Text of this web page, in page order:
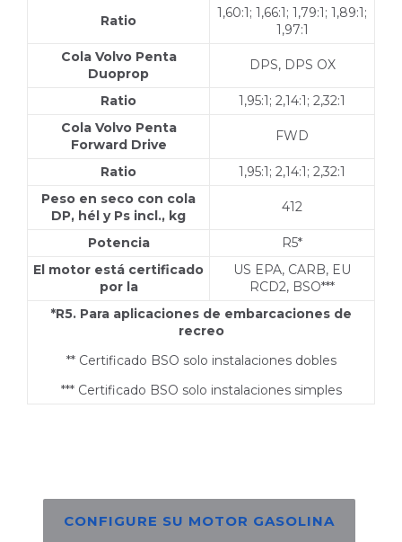
Ratio
1,60:1; 1,66:1; 1,79:1; 1,89:1;
1,97:1
Cola Volvo Penta
Duoprop
DPS, DPS OX
Ratio
1,95:1; 2,14:1; 2,32:1
Cola Volvo Penta
Forward Drive
FWD
Ratio
1,95:1; 2,14:1; 2,32:1
Peso en seco con cola
DP, hél y Ps incl., kg
412
Potencia
R5*
El motor está certificado
por la
US EPA, CARB, EU
RCD2, BSO***
*R5. Para aplicaciones de embarcaciones de
recreo
** Certificado BSO solo instalaciones dobles
*** Certificado BSO solo instalaciones simples
CONFIGURE SU MOTOR GASOLINA